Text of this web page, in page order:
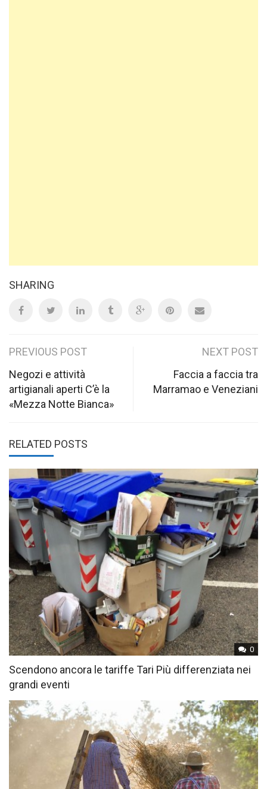
SHARING
Post
navigation
PREVIOUS POST
Negozi e attività
artigianali aperti C’è la
«Mezza Notte Bianca»
NEXT POST
Faccia a faccia tra
Marramao e Veneziani
RELATED POSTS
0
Scendono ancora le tariffe Tari Più differenziata nei
grandi eventi